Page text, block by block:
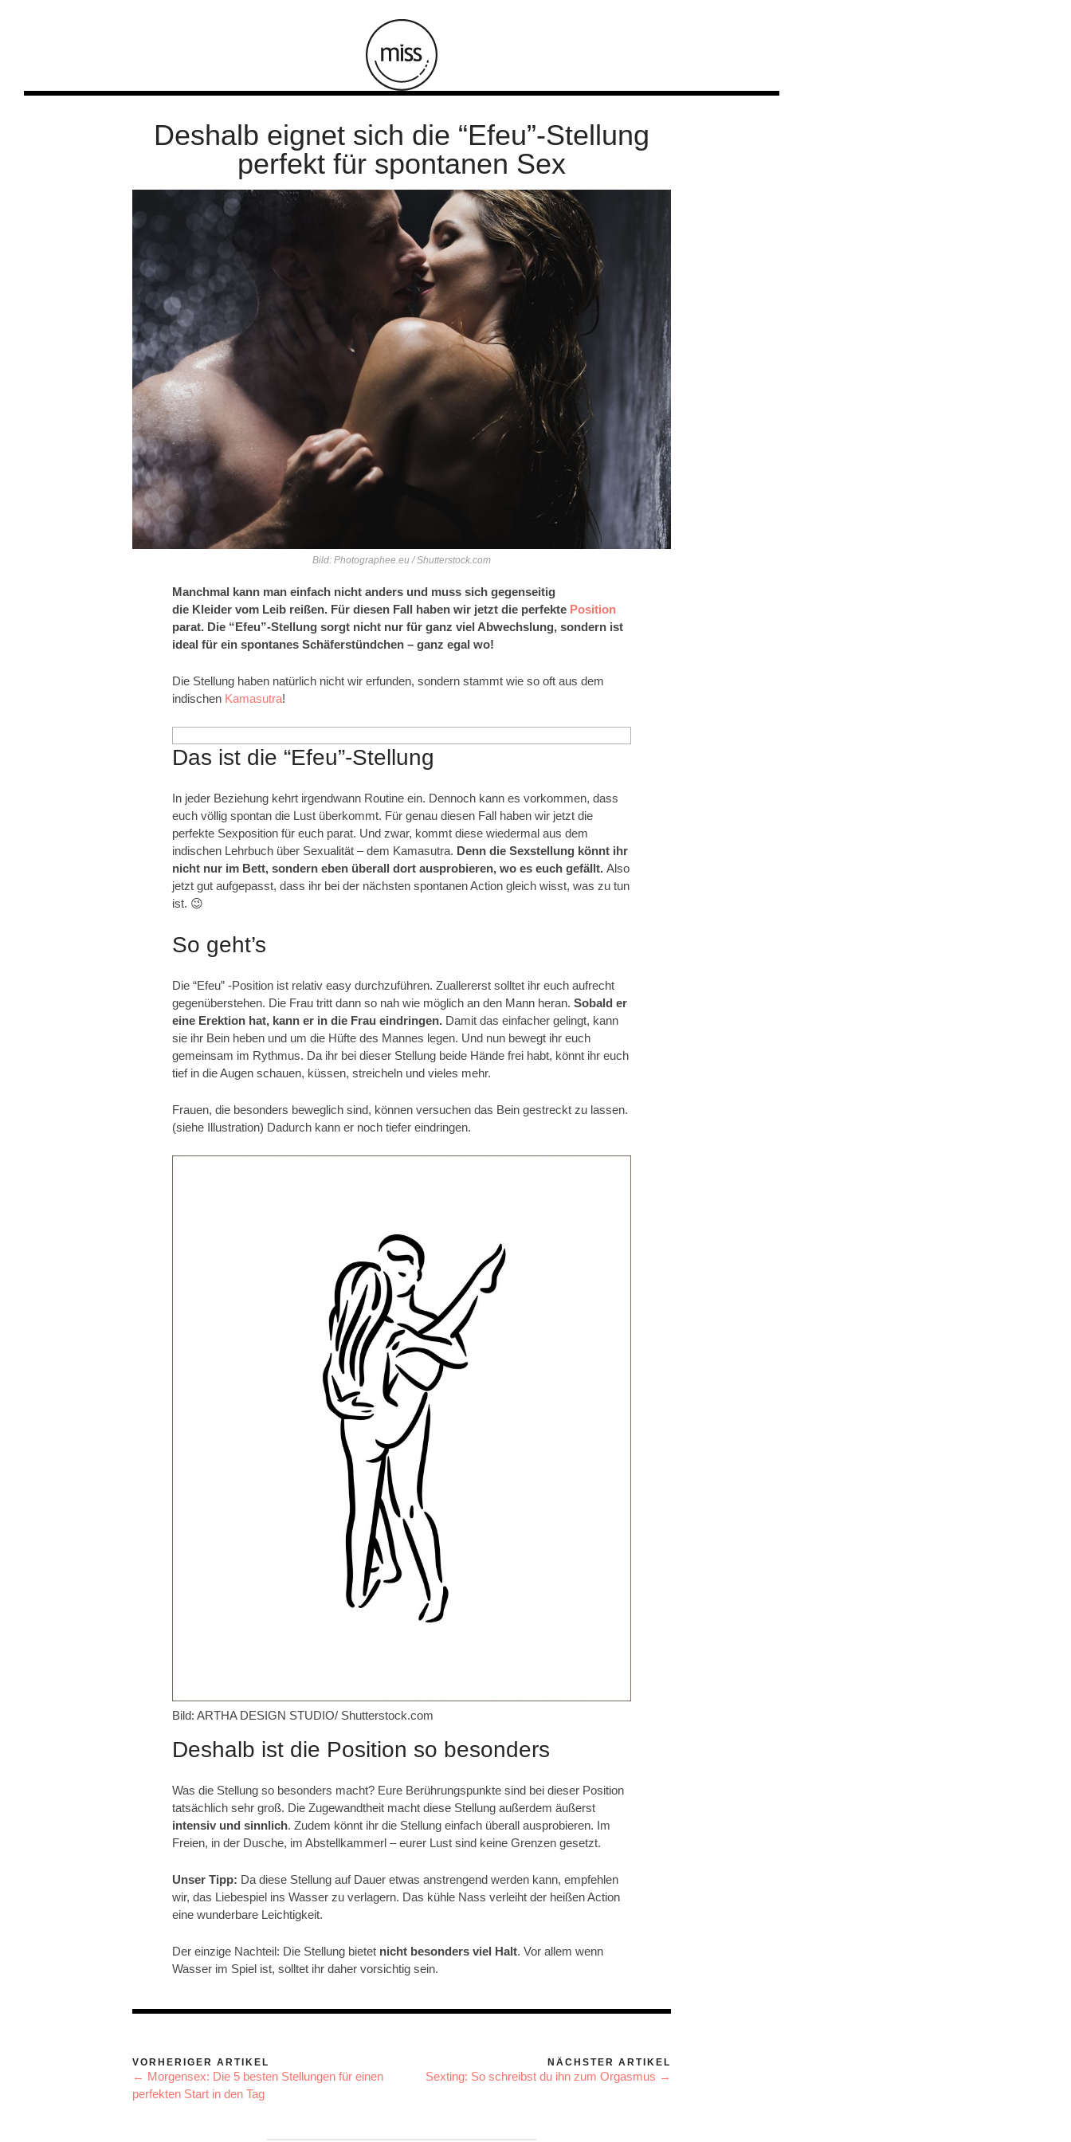
Deshalb eignet sich die “Efeu”-Stellung
perfekt für spontanen Sex
Bild: Photographee.eu / Shutterstock.com
Manchmal kann man einfach nicht anders und muss sich gegenseitig
die Kleider vom Leib reißen. Für diesen Fall haben wir jetzt die perfekte Position
parat. Die “Efeu”-Stellung sorgt nicht nur für ganz viel Abwechslung, sondern ist
ideal für ein spontanes Schäferstündchen – ganz egal wo!
Die Stellung haben natürlich nicht wir erfunden, sondern stammt wie so oft aus dem
indischen Kamasutra!
Das ist die “Efeu”-Stellung
In jeder Beziehung kehrt irgendwann Routine ein. Dennoch kann es vorkommen, dass
euch völlig spontan die Lust überkommt. Für genau diesen Fall haben wir jetzt die
perfekte Sexposition für euch parat. Und zwar, kommt diese wiedermal aus dem
indischen Lehrbuch über Sexualität – dem Kamasutra. Denn die Sexstellung könnt ihr
nicht nur im Bett, sondern eben überall dort ausprobieren, wo es euch gefällt. Also
jetzt gut aufgepasst, dass ihr bei der nächsten spontanen Action gleich wisst, was zu tun
ist. 😉
So geht’s
Die “Efeu” -Position ist relativ easy durchzuführen. Zuallererst solltet ihr euch aufrecht
gegenüberstehen. Die Frau tritt dann so nah wie möglich an den Mann heran. Sobald er
eine Erektion hat, kann er in die Frau eindringen. Damit das einfacher gelingt, kann
sie ihr Bein heben und um die Hüfte des Mannes legen. Und nun bewegt ihr euch
gemeinsam im Rythmus. Da ihr bei dieser Stellung beide Hände frei habt, könnt ihr euch
tief in die Augen schauen, küssen, streicheln und vieles mehr.
Frauen, die besonders beweglich sind, können versuchen das Bein gestreckt zu lassen.
(siehe Illustration) Dadurch kann er noch tiefer eindringen.
Bild: ARTHA DESIGN STUDIO/ Shutterstock.com
Deshalb ist die Position so besonders
Was die Stellung so besonders macht? Eure Berührungspunkte sind bei dieser Position
tatsächlich sehr groß. Die Zugewandtheit macht diese Stellung außerdem äußerst
intensiv und sinnlich. Zudem könnt ihr die Stellung einfach überall ausprobieren. Im
Freien, in der Dusche, im Abstellkammerl – eurer Lust sind keine Grenzen gesetzt.
Unser Tipp: Da diese Stellung auf Dauer etwas anstrengend werden kann, empfehlen
wir, das Liebespiel ins Wasser zu verlagern. Das kühle Nass verleiht der heißen Action
eine wunderbare Leichtigkeit.
Der einzige Nachteil: Die Stellung bietet nicht besonders viel Halt. Vor allem wenn
Wasser im Spiel ist, solltet ihr daher vorsichtig sein.
VORHERIGER ARTIKEL
← Morgensex: Die 5 besten Stellungen für einen
perfekten Start in den Tag
NÄCHSTER ARTIKEL
Sexting: So schreibst du ihn zum Orgasmus →